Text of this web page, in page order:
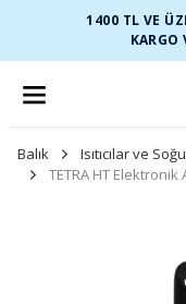
1400 TL VE
Balık Isıtıcılar ve
TETRA HT Elektronik